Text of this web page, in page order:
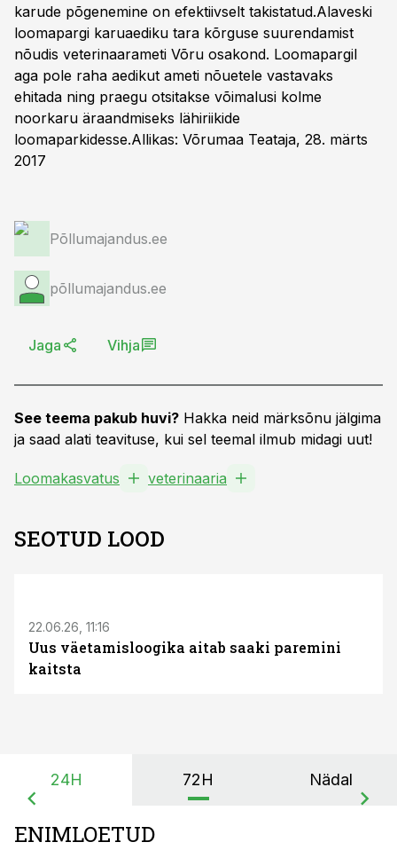
karude põgenemine on efektiivselt takistatud.Alaveski
loomapargi karuaediku tara kõrguse suurendamist
nõudis veterinaarameti Võru osakond. Loomapargil
aga pole raha aedikut ameti nõuetele vastavaks
ehitada ning praegu otsitakse võimalusi kolme
noorkaru äraandmiseks lähiriikide
loomaparkidesse.Allikas: Võrumaa Teataja, 28. märts
2017
Põllumajandus.ee
põllumajandus.ee
Jaga Vihja
See teema pakub huvi? Hakka neid märksõnu jälgima
ja saad alati teavituse, kui sel teemal ilmub midagi uut!
Loomakasvatus veterinaaria
SEOTUD LOOD
22.06.26, 11:16
Uus väetamisloogika aitab saaki paremini
kaitsta
24H 72H Nädal
ENIMLOETUD